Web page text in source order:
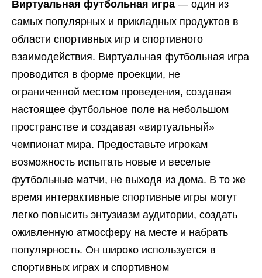
Виртуальная футбольная игра — один из
самых популярных и прикладных продуктов в
области спортивных игр и спортивного
взаимодействия. Виртуальная футбольная игра
проводится в форме проекции, не
ограниченной местом проведения, создавая
настоящее футбольное поле на небольшом
пространстве и создавая «виртуальный»
чемпионат мира. Предоставьте игрокам
возможность испытать новые и веселые
футбольные матчи, не выходя из дома. В то же
время интерактивные спортивные игры могут
легко повысить энтузиазм аудитории, создать
оживленную атмосферу на месте и набрать
популярность. Он широко используется в
спортивных играх и спортивном